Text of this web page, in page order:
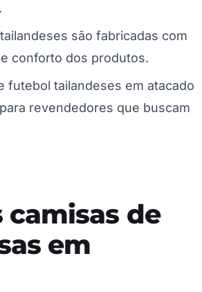
são fabricadas com
conforto dos produtos.
futebol tailandeses em atacado
revendedores que buscam
camisas de
em